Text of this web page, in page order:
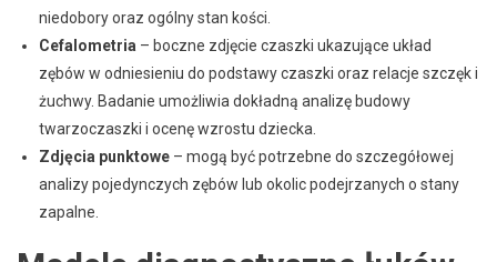
niedobory oraz ogólny stan kości.
Cefalometria – boczne zdjęcie czaszki ukazujące układ
zębów w odniesieniu do podstawy czaszki oraz relacje szczęk i
żuchwy. Badanie umożliwia dokładną analizę budowy
twarzoczaszki i ocenę wzrostu dziecka.
Zdjęcia punktowe – mogą być potrzebne do szczegółowej
analizy pojedynczych zębów lub okolic podejrzanych o stany
zapalne.